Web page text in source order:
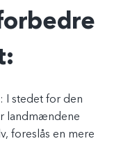
: I stedet for den
landmændene
foreslås en mere